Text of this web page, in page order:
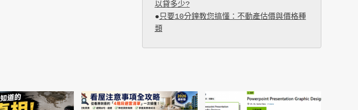
以貸多少?
●只要10分鐘教您搞懂：不動產估價與價格種
類